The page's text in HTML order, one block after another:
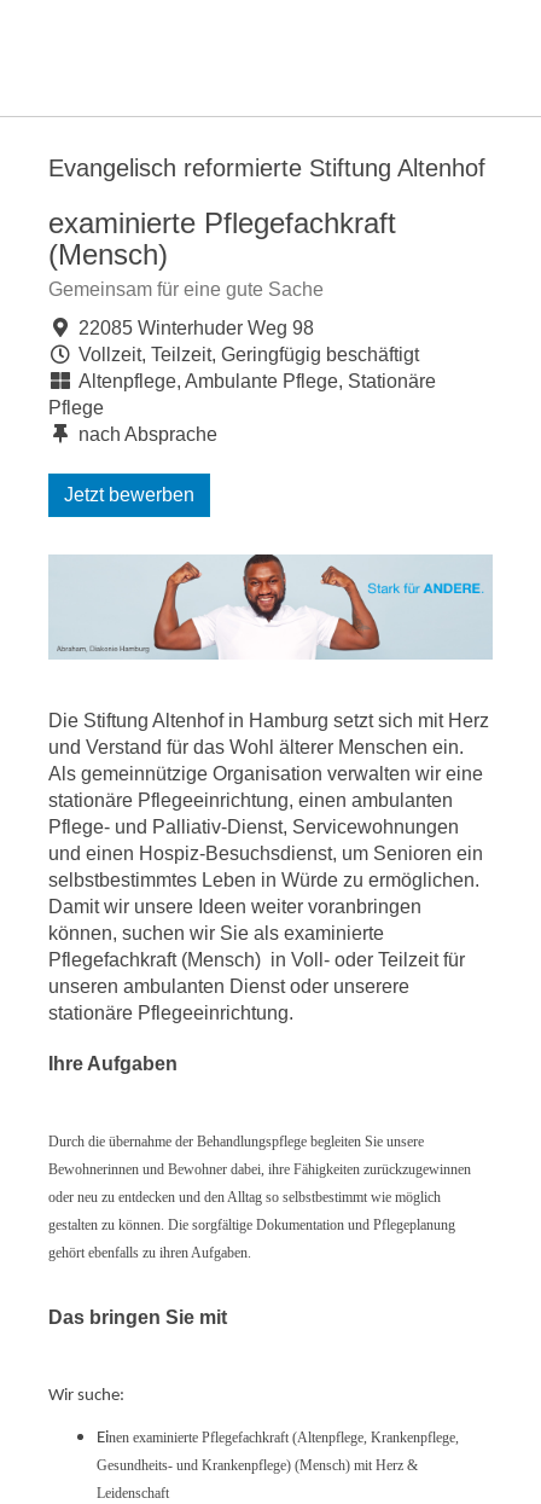
Evangelisch reformierte Stiftung Altenhof
examinierte Pflegefachkraft
(Mensch)
Gemeinsam für eine gute Sache
22085 Winterhuder Weg 98
Vollzeit, Teilzeit, Geringfügig beschäftigt
Altenpflege, Ambulante Pflege, Stationäre
Pflege
nach Absprache
Jetzt bewerben
Die Stiftung Altenhof in Hamburg setzt sich mit Herz
und Verstand für das Wohl älterer Menschen ein.
Als gemeinnützige Organisation verwalten wir eine
stationäre Pflegeeinrichtung, einen ambulanten
Pflege- und Palliativ-Dienst, Servicewohnungen
und einen Hospiz-Besuchsdienst, um Senioren ein
selbstbestimmtes Leben in Würde zu ermöglichen.
Damit wir unsere Ideen weiter voranbringen
können, suchen wir Sie als examinierte
Pflegefachkraft (Mensch) in Voll- oder Teilzeit für
unseren ambulanten Dienst oder unserere
stationäre Pflegeeinrichtung.
Ihre Aufgaben
Durch die übernahme der Behandlungspflege begleiten Sie unsere
Bewohnerinnen und Bewohner dabei, ihre Fähigkeiten zurückzugewinnen
oder neu zu entdecken und den Alltag so selbstbestimmt wie möglich
gestalten zu können. Die sorgfältige Dokumentation und Pflegeplanung
gehört ebenfalls zu ihren Aufgaben.
Das bringen Sie mit
Wir suche:
Einen examinierte Pflegefachkraft (Altenpflege, Krankenpflege,
Gesundheits- und Krankenpflege) (Mensch) mit Herz &
Leidenschaft